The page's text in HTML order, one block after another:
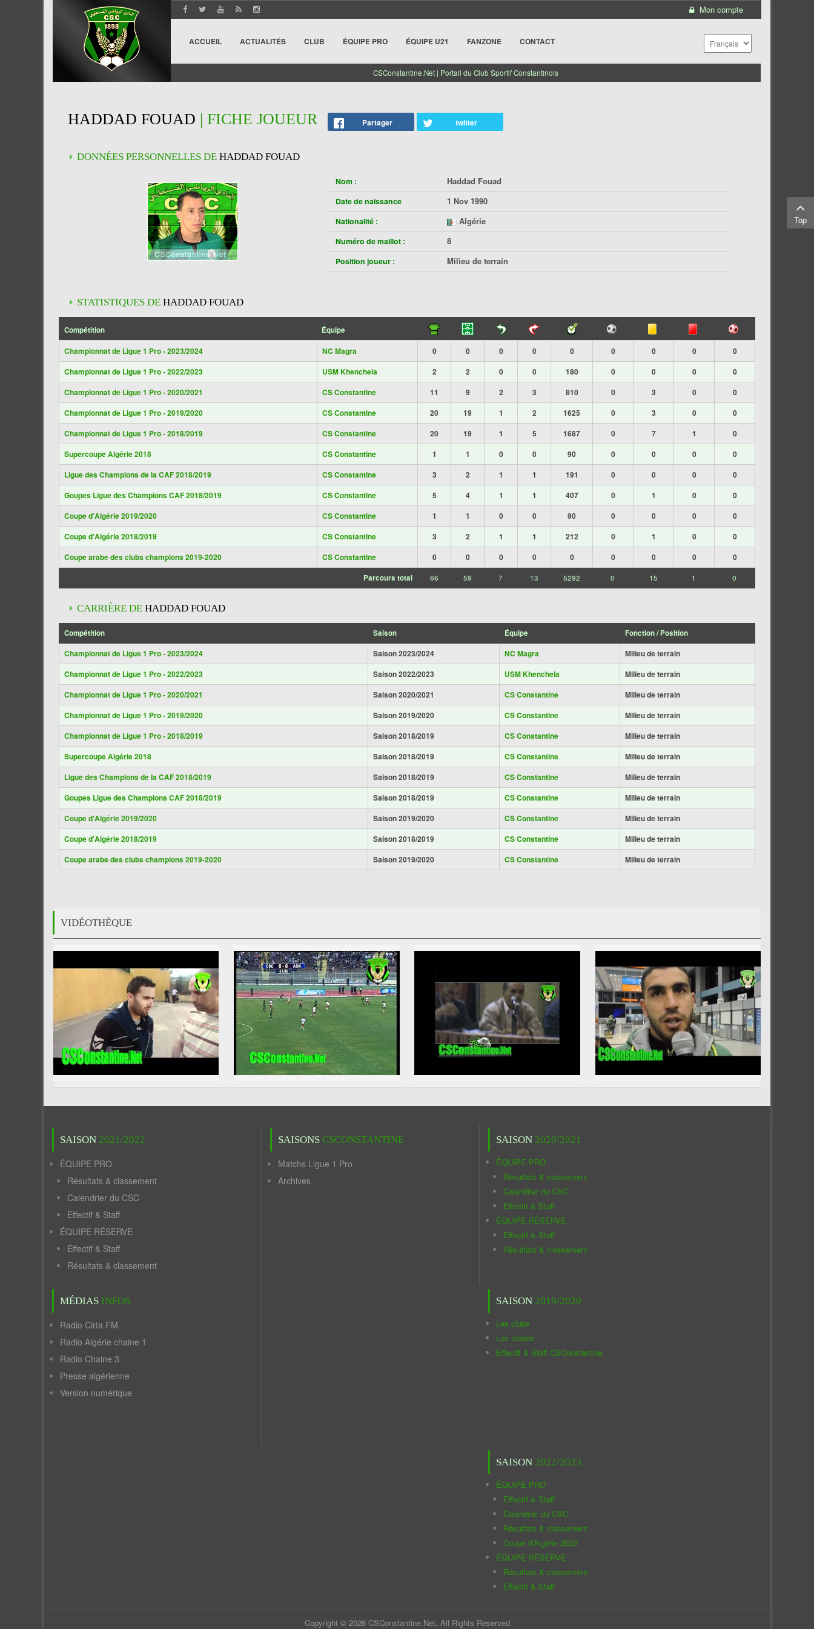
Mon compte
ACCUEIL ACTUALITÉS CLUB ÉQUIPE PRO ÉQUIPE U21 FANZONE CONTACT
CSConstantine.Net | Portail du Club Sportif Constantinois
HADDAD FOUAD | FICHE JOUEUR Partager twitter
DONNÉES PERSONNELLES DE HADDAD FOUAD
Nom : Haddad Fouad
Date de naissance 1 Nov 1990
Nationalité : Algérie
Numéro de maillot : 8
Position joueur : Milieu de terrain
STATISTIQUES DE HADDAD FOUAD
Compétition Équipe
Championnat de Ligue 1 Pro - 2023/2024 NC Magra 0 0 0 0 0 0 0 0
0
Championnat de Ligue 1 Pro - 2022/2023
USM Khenchela 2 2 0 0 180 0 0 0
0
Championnat de Ligue 1 Pro - 2020/2021
CS Constantine 11 9 2 3 810 0 3 0
0
Championnat de Ligue 1 Pro - 2019/2020
CS Constantine 20 19 1 2 1625 0 3 0
0
Championnat de Ligue 1 Pro - 2018/2019
CS Constantine 20 19 1 5 1687 0 7 1
0
Supercoupe Algérie 2018
CS Constantine 1 1 0 0 90 0 0 0
0
Ligue des Champions de la CAF 2018/2019
CS Constantine 3 2 1 1 191 0 0 0
0
Goupes Ligue des Champions CAF 2018/2019
CS Constantine 5 4 1 1 407 0 1 0
0
Coupe d'Algérie 2019/2020
CS Constantine 1 1 0 0 90 0 0 0
0
Coupe d'Algérie 2018/2019
CS Constantine 3 2 1 1 212 0 1 0
0
Coupe arabe des clubs champions 2019-2020
CS Constantine 0 0 0 0 0 0 0 0 0
Parcours total 66 59 7 13 5292 0 15 1 0
CARRIÈRE DE HADDAD FOUAD
Compétition Saison Équipe Fonction / Position
Championnat de Ligue 1 Pro - 2023/2024 Saison 2023/2024 NC Magra
Milieu de terrain
Championnat de Ligue 1 Pro - 2022/2023
Saison 2022/2023 USM Khenchela
Milieu de terrain
Championnat de Ligue 1 Pro - 2020/2021
Saison 2020/2021 CS Constantine
Milieu de terrain
Championnat de Ligue 1 Pro - 2019/2020
Saison 2019/2020 CS Constantine
Milieu de terrain
Championnat de Ligue 1 Pro - 2018/2019
Saison 2018/2019 CS Constantine
Milieu de terrain
Supercoupe Algérie 2018
Saison 2018/2019 CS Constantine
Milieu de terrain
Ligue des Champions de la CAF 2018/2019
Saison 2018/2019 CS Constantine
Milieu de terrain
Goupes Ligue des Champions CAF 2018/2019
Saison 2018/2019 CS Constantine
Milieu de terrain
Coupe d'Algérie 2019/2020
Saison 2019/2020 CS Constantine
Milieu de terrain
Coupe d'Algérie 2018/2019
Saison 2018/2019 CS Constantine
Milieu de terrain
Coupe arabe des clubs champions 2019-2020
Saison 2019/2020 CS Constantine Milieu de terrain
VIDÉOTHÈQUE
SAISON 2021/2022
ÉQUIPE PRO
Résultats & classement
Calendrier du CSC
Effectif & Staff
ÉQUIPE RÉSERVE
Effectif & Staff
Résultats & classement
MÉDIAS INFOS
Radio Cirta FM
Radio Algérie chaine 1
Radio Chaine 3
Presse algérienne
Version numérique
SAISONS CSCONSTANTINE
Matchs Ligue 1 Pro
Archives
SAISON 2020/2021
ÉQUIPE PRO
Résultats & classement
Calendrier du CSC
Effectif & Staff
ÉQUIPE RÉSERVE
Effectif & Staff
Résultats & classement
SAISON 2019/2020
Les clubs
Les stades
Effectif & Staff CSConstantine
SAISON 2022/2023
ÉQUIPE PRO
Effectif & Staff
Calendrier du CSC
Résultats & classement
Coupe d'Algérie 2023
ÉQUIPE RÉSERVE
Résultats & classement
Effectif & Staff
Copyright © 2026 CSConstantine.Net. All Rights Reserved
Top